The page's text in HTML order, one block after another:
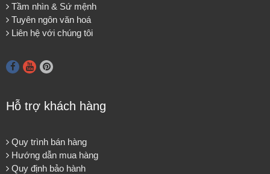
Tầm nhìn & Sứ mệnh
Tuyên ngôn văn hoá
Liên hệ với chúng tôi
Hỗ trợ khách hàng
Quy trình bán hàng
Hướng dẫn mua hàng
Quy định bảo hành